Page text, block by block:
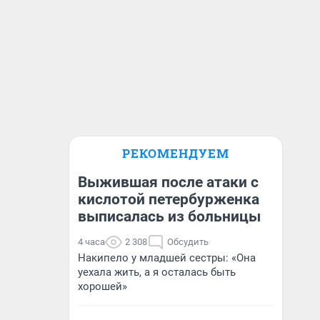
РЕКОМЕНДУЕМ
Выжившая после атаки с
кислотой петербурженка
выписалась из больницы
4 часа 2 308 Обсудить
Накипело у младшей сестры: «Она
уехала жить, а я осталась быть
хорошей»